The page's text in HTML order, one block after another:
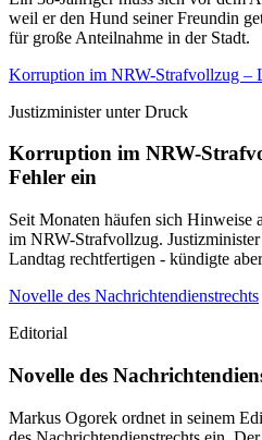
weil er den Hund seiner Freundin
für große Anteilnahme in der Stadt.
Korruption im NRW-Strafvollzug –
Justizminister unter Druck
Korruption im NRW-
Fehler ein
Seit Monaten häufen sich Hinweise
im NRW-Strafvollzug.
Landtag rechtfertigen - kündigte
Novelle des Nachrichtendienstrechts
Editorial
Novelle des
Markus Ogorek ordnet in seinem